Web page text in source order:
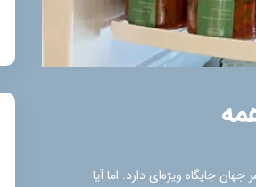
جایگاه ویژه‌ای دارد. اما آیا